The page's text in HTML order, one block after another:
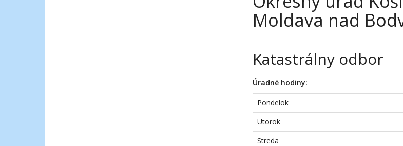
Moldava nad
Katastrálny odbor
Úradné hodiny:
Pondelok
Utorok
Streda